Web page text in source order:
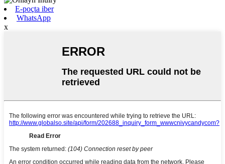
E-poçta iber
WhatsApp
x